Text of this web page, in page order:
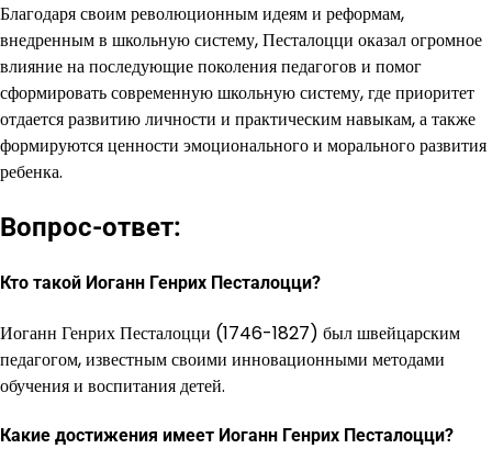
Благодаря своим революционным идеям и реформам,
внедренным в школьную систему, Песталоцци оказал огромное
влияние на последующие поколения педагогов и помог
сформировать современную школьную систему, где приоритет
отдается развитию личности и практическим навыкам, а также
формируются ценности эмоционального и морального развития
ребенка.
Вопрос-ответ:
Кто такой Иоганн Генрих Песталоцци?
Иоганн Генрих Песталоцци (1746-1827) был швейцарским
педагогом, известным своими инновационными методами
обучения и воспитания детей.
Какие достижения имеет Иоганн Генрих Песталоцци?